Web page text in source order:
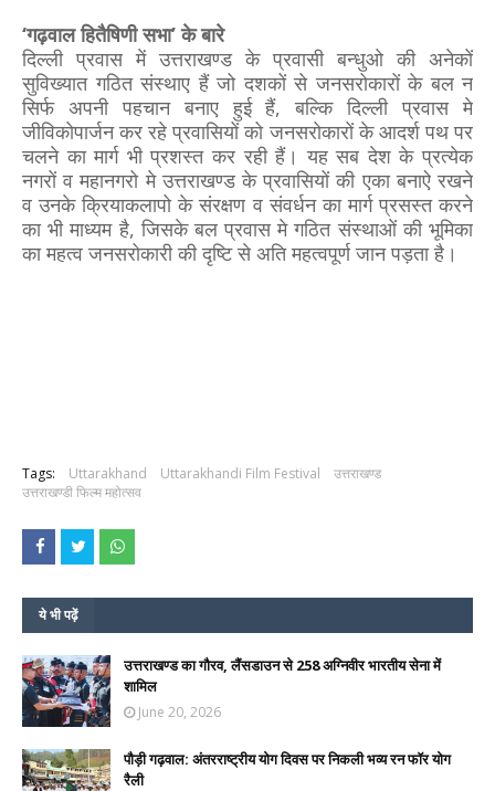
‘गढ़वाल हितैषिणी सभा’ के बारे
दिल्ली प्रवास में उत्तराखण्ड के प्रवासी बन्धुओ की अनेकों
सुविख्यात गठित संस्थाए हैं जो दशकों से जनसरोकारों के बल न
सिर्फ अपनी पहचान बनाए हुई हैं, बल्कि दिल्ली प्रवास मे
जीविकोपार्जन कर रहे प्रवासियों को जनसरोकारों के आदर्श पथ पर
चलने का मार्ग भी प्रशस्त कर रही हैं। यह सब देश के प्रत्येक
नगरों व महानगरो मे उत्तराखण्ड के प्रवासियों की एका बनाऐ रखने
व उनके क्रियाकलापो के संरक्षण व संवर्धन का मार्ग प्रसस्त करने
का भी माध्यम है, जिसके बल प्रवास मे गठित संस्थाओं की भूमिका
का महत्व जनसरोकारी की दृष्टि से अति महत्वपूर्ण जान पड़ता है।
Tags: Uttarakhand Uttarakhandi Film Festival
उत्तराखण्ड
उत्तराखण्डी फिल्म महोत्सव
ये भी पढ़ें
उत्तराखण्ड का गौरव, लैंसडाउन से 258 अग्निवीर भारतीय सेना में
शामिल
June 20, 2026
पौड़ी गढ़वाल: अंतरराष्ट्रीय योग दिवस पर निकली भव्य रन फॉर योग
रैली